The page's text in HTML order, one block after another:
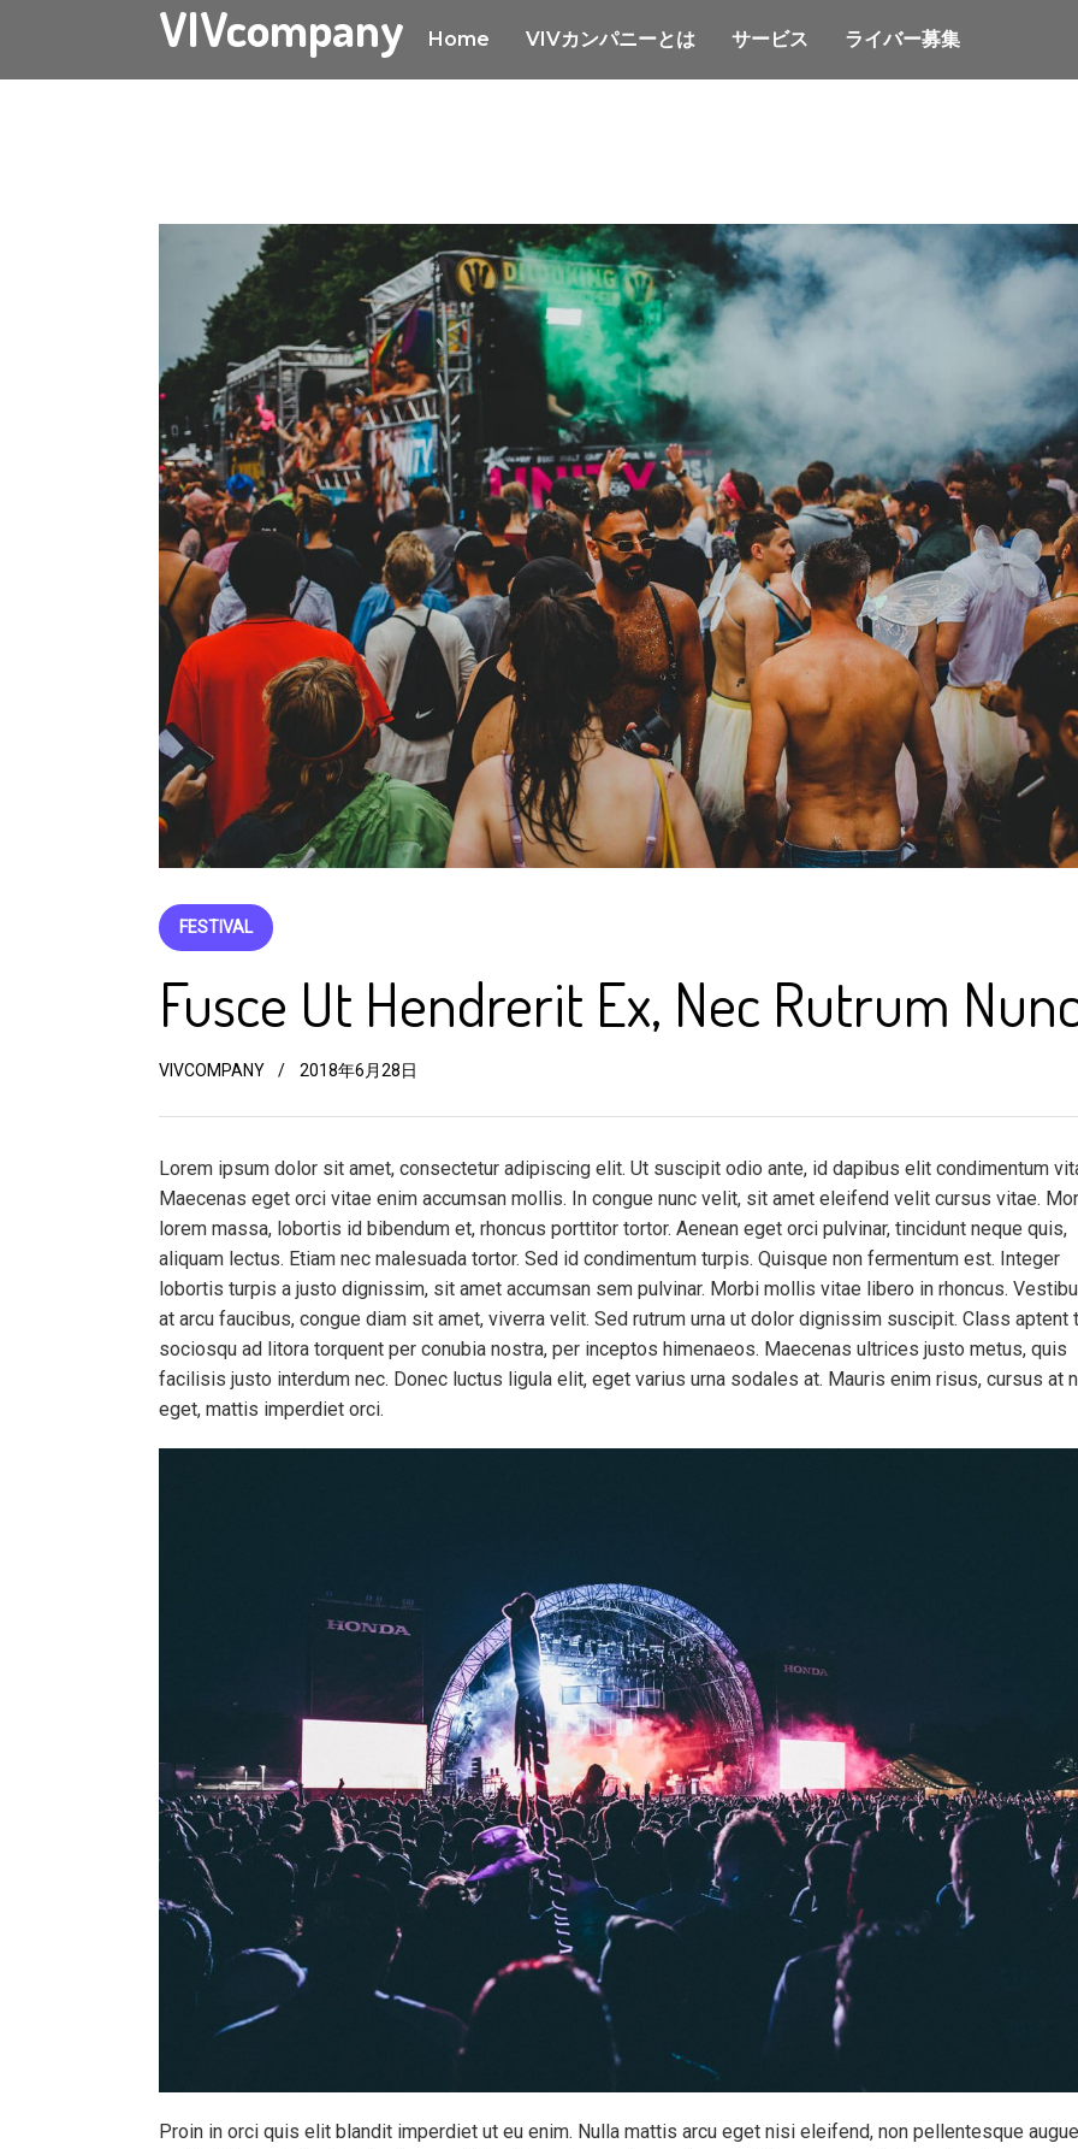
VIVcompany Home VIVカンパニーとは サービス ライバー募集
FESTIVAL
Fusce Ut Hendrerit Ex, Nec Rutrum
VIVCOMPANY 2018年6月28日
Lorem ipsum dolor sit amet, consectetur adipiscing elit. Ut suscipit odio ante, id dapibus elit condimentum
Maecenas eget orci vitae enim accumsan mollis. In congue nunc velit, sit amet eleifend velit cursus vitae.
lorem massa, lobortis id bibendum et, rhoncus porttitor tortor. Aenean eget orci pulvinar, tincidunt neque quis,
aliquam lectus. Etiam nec malesuada tortor. Sed id condimentum turpis. Quisque non fermentum est. Integer
lobortis turpis a justo dignissim, sit amet accumsan sem pulvinar. Morbi mollis vitae libero in rhoncus.
at arcu faucibus, congue diam sit amet, viverra velit. Sed rutrum urna ut dolor dignissim suscipit. Class aptent
sociosqu ad litora torquent per conubia nostra, per inceptos himenaeos. Maecenas ultrices justo metus, quis
facilisis justo interdum nec. Donec luctus ligula elit, eget varius urna sodales at. Mauris enim risus, cursus at
eget, mattis imperdiet orci.
Proin in orci quis elit blandit imperdiet ut eu enim. Nulla mattis arcu eget nisi eleifend, non pellentesque augue